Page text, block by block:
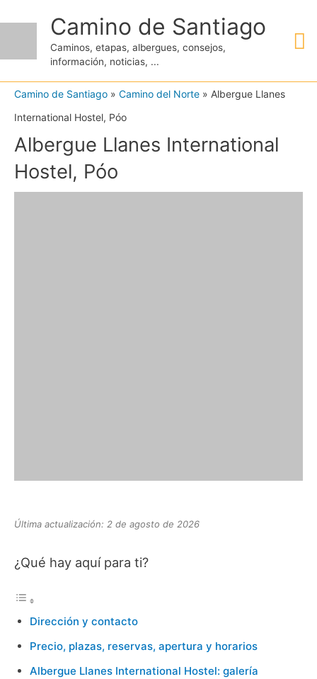
contenido
Camino de Santiago
Caminos, etapas, albergues, consejos,
información, noticias, ...
Camino de Santiago » Camino del Norte » Albergue Llanes
International Hostel, Póo
Albergue Llanes International
Hostel, Póo
Última actualización: 2 de agosto de 2026
¿Qué hay aquí para ti?
Dirección y contacto
Precio, plazas, reservas, apertura y horarios
Albergue Llanes International Hostel: galería